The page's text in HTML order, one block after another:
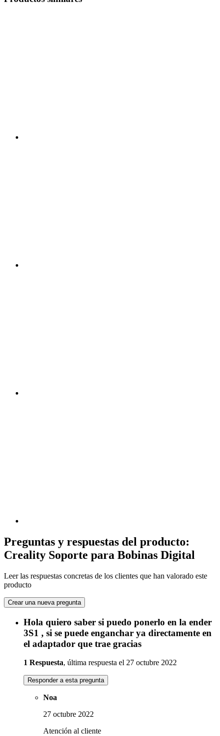
Preguntas y respuestas del producto:
Creality Soporte para Bobinas Digital
Leer las respuestas concretas de los clientes que han valorado este
producto
Crear una nueva pregunta
Hola quiero saber si puedo ponerlo en la ender
3S1 , si se puede enganchar ya directamente en
el adaptador que trae gracias
1 Respuesta, última respuesta el 27 octubre 2022
Responder a esta pregunta
Noa
27 octubre 2022
Atención al cliente